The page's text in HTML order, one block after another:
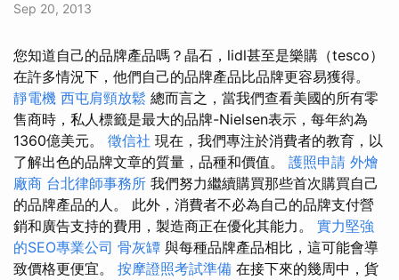
Sep 20, 2013
您知道自己的品牌產品嗎？晶石，lidl甚至是樂購（tesco）
在許多情況下，他們自己的品牌產品比品牌更容易獲得。
靜電機 西屯肩頸放鬆 總而言之，當我們查看美國的所有零
售商時，私人標籤是最大的品牌-Nielsen表示，每年約為
1360億美元。 徵信社 現在，我們專注於消費者的教育，以
了解出色的品牌文章的質量，品種和價值。 護照申請 外燴
廠商 台北律師事務所 我們努力繼續購買那些首次購買自己
的品牌產品的人。 此外，消費者不必為自己的品牌支付營
銷和廣告支持的費用，製造商正在優化其能力。 實力堅強
的SEO專業公司 骨灰罈 與每種品牌產品相比，這可能會導
致價格更便宜。 按摩證照考試準備 在接下來的幾周中，貨